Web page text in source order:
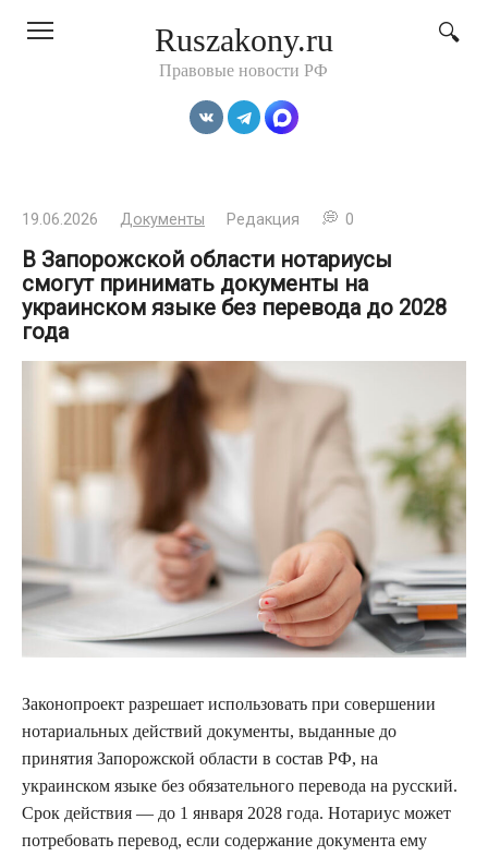
Ruszakony.ru
Правовые новости РФ
19.06.2026 Документы Редакция 0
В Запорожской области нотариусы
смогут принимать документы на
украинском языке без перевода до 2028
года
Законопроект разрешает использовать при совершении
нотариальных действий документы, выданные до
принятия Запорожской области в состав РФ, на
украинском языке без обязательного перевода на русский.
Срок действия — до 1 января 2028 года. Нотариус может
потребовать перевод, если содержание документа ему